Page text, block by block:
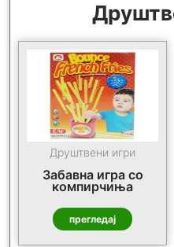
Друштвени игри
Забавна игра со
компирчиња
прегледај